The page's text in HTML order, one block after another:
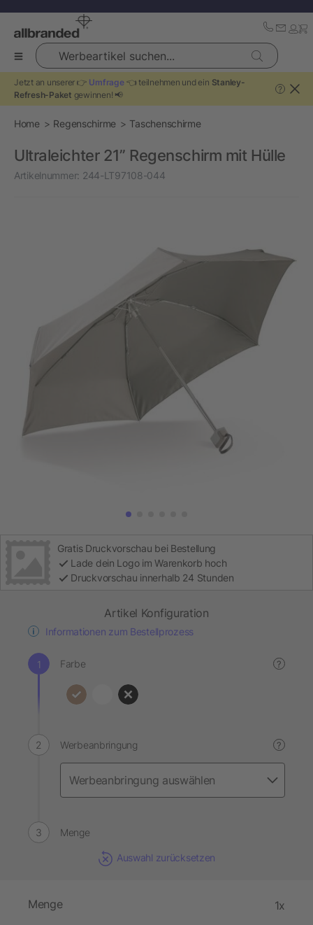
Werbeartikel suchen...
Jetzt an unserer 👉 Umfrage👈 teilnehmen und ein Stanley-
Refresh-Paket gewinnen! 📢
?
Home Regenschirme Taschenschirme
Ultraleichter 21” Regenschirm mit Hülle
Artikelnummer: 244-LT97108-044
Gratis Druckvorschau bei Bestellung
Lade dein Logo im Warenkorb hoch
Druckvorschau innerhalb 24 Stunden
Artikel Konfiguration
Informationen zum Bestellprozess
Farbe ?
Werbeanbringung ?
Menge
Auswahl zurücksetzen
Menge 1x